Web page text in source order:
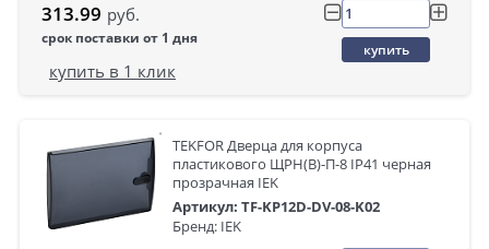
313.99 руб.
срок поставки от 1 дня
купить
купить в 1 клик
TEKFOR Дверца для корпуса
пластикового ЩРН(В)-П-8 IP41 черная
прозрачная IEK
Артикул: TF-KP12D-DV-08-K02
Бренд: IEK